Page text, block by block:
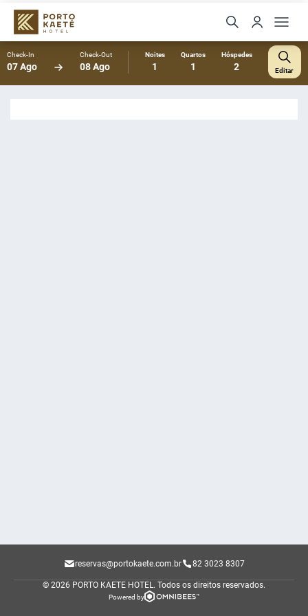
Check-In
07 Ago
Check-Out
08 Ago
Noites
1
Quartos
1
Hóspedes
2 Editar
reservas@portokaete.com.br 82 3023 8307
© 2026 PORTO KAETE HOTEL. Todos os direitos reservados.
Powered by